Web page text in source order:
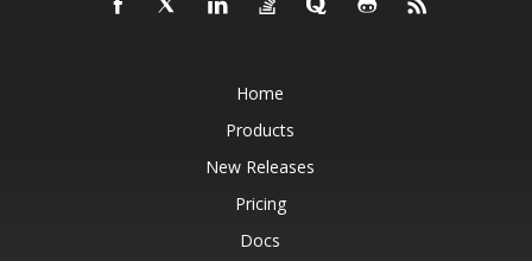
Home
Products
New Releases
Pricing
Docs